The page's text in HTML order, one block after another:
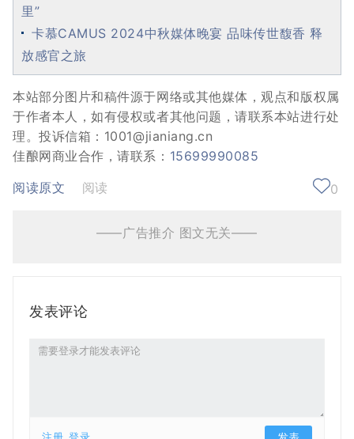
里”
卡慕CAMUS 2024中秋媒体晚宴 品味传世馥香 释
放感官之旅
本站部分图片和稿件源于网络或其他媒体，观点和版权属
于作者本人，如有侵权或者其他问题，请联系本站进行处
理。投诉信箱：1001@jianiang.cn
佳酿网商业合作，请联系： 15699990085
阅读原文
阅读 0
——广告推介 图文无关——
发表评论